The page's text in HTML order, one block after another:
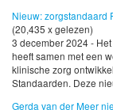
Nieuw: zorgstandaard
(20,435 x gelezen)
3 december 2024 -
heeft samen met een
klinische zorg
Standaarden. Deze
Gerda van der Meer